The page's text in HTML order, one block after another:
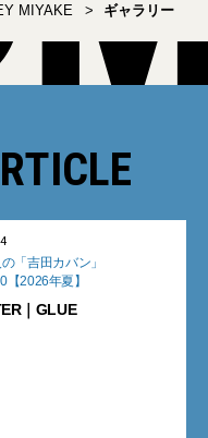
MIYAKE ギャラリー
【2026年夏】
｜GLUE